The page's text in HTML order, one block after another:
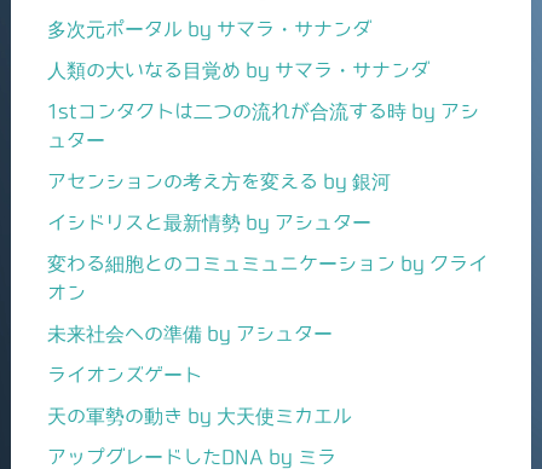
多次元ポータル by サマラ・サナンダ
人類の大いなる目覚め by サマラ・サナンダ
1stコンタクトは二つの流れが合流する時 by アシ
ュター
アセンションの考え方を変える by 銀河
イシドリスと最新情勢 by アシュター
変わる細胞とのコミュミュニケーション by クライ
オン
未来社会への準備 by アシュター
ライオンズゲート
天の軍勢の動き by 大天使ミカエル
アップグレードしたDNA by ミラ